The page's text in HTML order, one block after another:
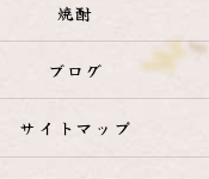
焼酎
ブログ
サイトマップ